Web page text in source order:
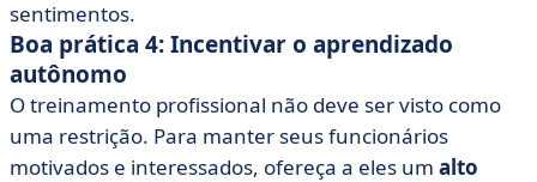
sentimentos.
Boa prática 4: Incentivar o aprendizado
autônomo
O treinamento profissional não deve ser visto como
uma restrição. Para manter seus funcionários
motivados e interessados, ofereça a eles um alto